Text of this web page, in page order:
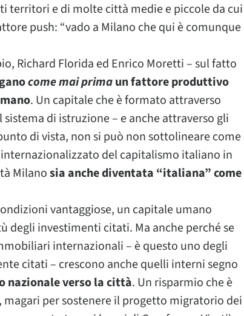
territori e di molte città medie e piccole da cui
push: “vado a Milano che qui è comunque
Richard Florida ed Enrico Moretti – sul fatto
come mai primaun fattore produttivo
. Un capitale che è formato attraverso
di istruzione – e anche attraverso gli
di vista, non si può non sottolineare come
del capitalismo italiano in
Milanosia anche diventata “italiana” come
vantaggiose, un capitale umano
degli investimenti citati. Ma anche perché se
internazionali – è questo uno degli
citati – crescono anche quelli interni segno
nazionale verso la città. Un risparmio che è
per sostenere il progetto migratorio dei